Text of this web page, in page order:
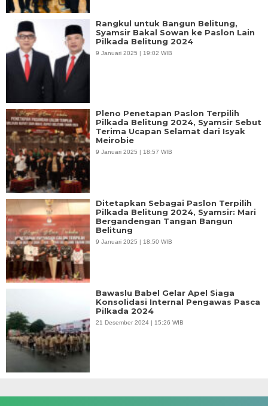
Rangkul untuk Bangun Belitung,
Syamsir Bakal Sowan ke Paslon Lain
Pilkada Belitung 2024
9 Januari 2025 | 19:02 WIB
Pleno Penetapan Paslon Terpilih
Pilkada Belitung 2024, Syamsir Sebut
Terima Ucapan Selamat dari Isyak
Meirobie
9 Januari 2025 | 18:57 WIB
Ditetapkan Sebagai Paslon Terpilih
Pilkada Belitung 2024, Syamsir: Mari
Bergandengan Tangan Bangun
Belitung
9 Januari 2025 | 18:50 WIB
Bawaslu Babel Gelar Apel Siaga
Konsolidasi Internal Pengawas Pasca
Pilkada 2024
21 Desember 2024 | 15:26 WIB